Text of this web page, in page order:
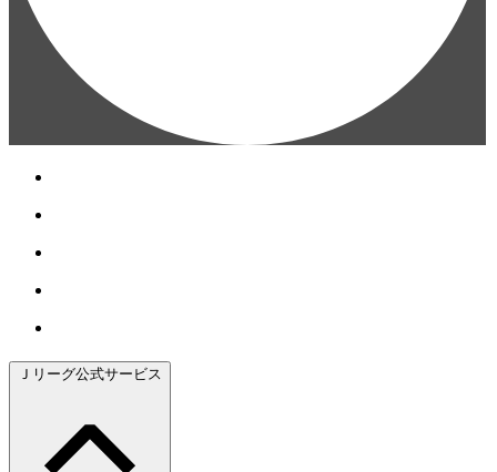
Ｊリーグ公式サービス